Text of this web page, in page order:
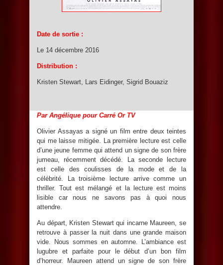
Date de sortie :
Le 14 décembre 2016
Distribution :
Kristen Stewart, Lars Eidinger, Sigrid Bouaziz
Par Angélique pour Carré Or TV
Olivier Assayas a signé un film entre deux teintes
qui me laisse mitigée. La première lecture est celle
d’une jeune femme qui attend un signe de son frère
jumeau, récemment décédé. La seconde lecture
est celle des coulisses de la mode et de la
célébrité. La troisième lecture arrive comme un
thriller. Tout est mélangé et la lecture est moins
lisible car nous ne savons pas à quoi nous
attendre.
Au départ, Kristen Stewart qui incarne Maureen, se
retrouve à passer la nuit dans une grande maison
vide. Nous sommes en automne. L’ambiance est
lugubre et parfaite pour le début d’un bon film
d’horreur. Maureen attend un signe de son frère